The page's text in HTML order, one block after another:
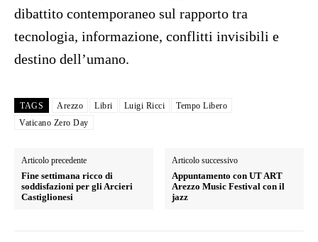
dibattito contemporaneo sul rapporto tra
tecnologia, informazione, conflitti invisibili e
destino dell’umano.
TAGS Arezzo Libri Luigi Ricci
Tempo Libero
Vaticano Zero Day
Articolo precedente
Fine settimana ricco di
soddisfazioni per gli Arcieri
Castiglionesi
Articolo successivo
Appuntamento con UT ART
Arezzo Music Festival con il
jazz